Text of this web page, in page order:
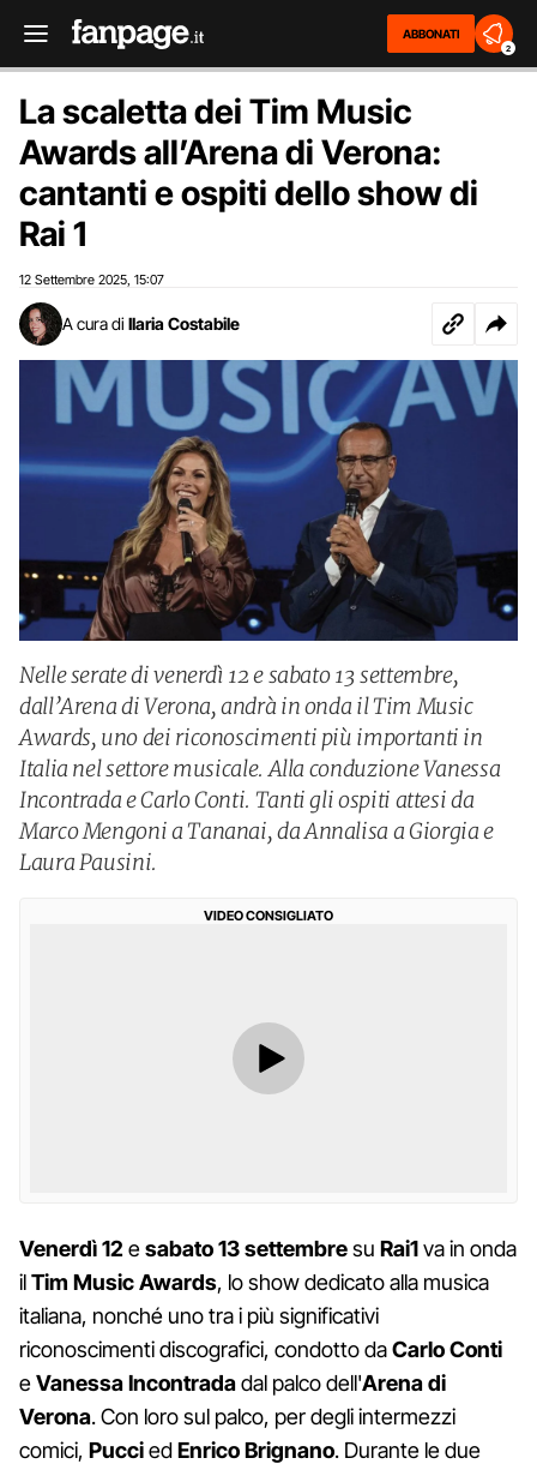
ABBONATI
2
La scaletta dei Tim Music
Awards all’Arena di Verona:
cantanti e ospiti dello show di
Rai 1
12 Settembre 2025 15:07
A cura di Ilaria Costabile
Nelle serate di venerdì 12 e sabato 13 settembre,
dall’Arena di Verona, andrà in onda il Tim Music
Awards, uno dei riconoscimenti più importanti in
Italia nel settore musicale. Alla conduzione Vanessa
Incontrada e Carlo Conti. Tanti gli ospiti attesi da
Marco Mengoni a Tananai, da Annalisa a Giorgia e
Laura Pausini.
VIDEO CONSIGLIATO
Venerdì 12esabato 13 settembresu Rai1va in onda
ilTim Music Awards, lo show dedicato alla musica
italiana, nonché uno tra i più significativi
riconoscimenti discografici, condotto daCarlo Conti
eVanessa Incontradadal palco dell'Arena di
Verona. Con loro sul palco, per degli intermezzi
comici, PucciedEnrico Brignano. Durante le due